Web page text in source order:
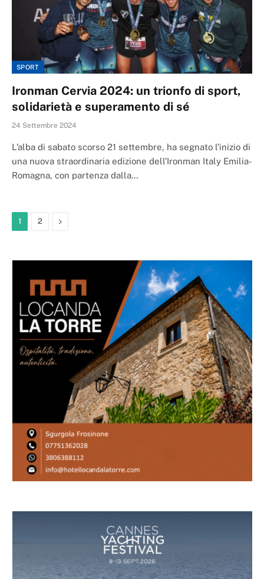
SPORT
Ironman Cervia 2024: un trionfo di sport,
solidarietà e superamento di sé
24 Settembre 2024
L’alba di sabato scorso 21 settembre, ha segnato l’inizio di
una nuova straordinaria edizione dell’Ironman Italy Emilia-
Romagna, con partenza dalla…
1 2 Next